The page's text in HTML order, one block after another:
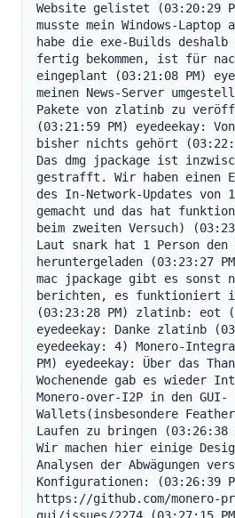
Website gelistet (03:20:29
musste mein Windows-
habe die exe-Builds
fertig bekommen, ist für
eingeplant (03:21:08 PM)
meinen News-Server
Pakete von zlatinb zu
(03:21:59 PM) eyedeekay:
bisher nichts gehört
Das dmg jpackage ist
gestrafft. Wir haben einen
des In-Network-Updates von
gemacht und das hat
beim zweiten Versuch)
Laut snark hat 1 Person den
heruntergeladen (03:23:27
mac jpackage gibt es
berichten, es funktioniert
(03:23:28 PM) zlatinb: eot
eyedeekay: Danke zlatinb
eyedeekay: 4) Monero-
PM) eyedeekay: Über das
Wochenende gab es wieder
Monero-over-I2P in den GUI-
Wallets(insbesondere
Laufen zu bringen (03:26:38
Wir machen hier einige
Analysen der Abwägungen
Konfigurationen: (03:26:39
https://github.com/monero-